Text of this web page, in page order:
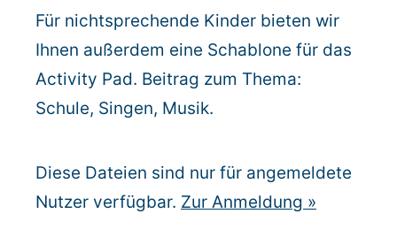
Für nichtsprechende Kinder bieten wir
Ihnen außerdem eine Schablone für das
Activity Pad. Beitrag zum Thema:
Schule, Singen, Musik.
Diese Dateien sind nur für angemeldete
Nutzer verfügbar. Zur Anmeldung »